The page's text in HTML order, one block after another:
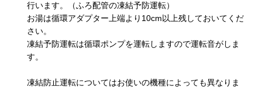
行います。（ふろ配管の凍結予防運転）
お湯は循環アダプター上端より10cm以上残しておいてくだ
さい。
凍結予防運転は循環ポンプを運転しますので運転音がしま
す。
凍結防止運転についてはお使いの機種によっても異なりま